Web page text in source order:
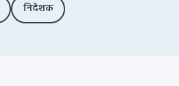
निदेशक